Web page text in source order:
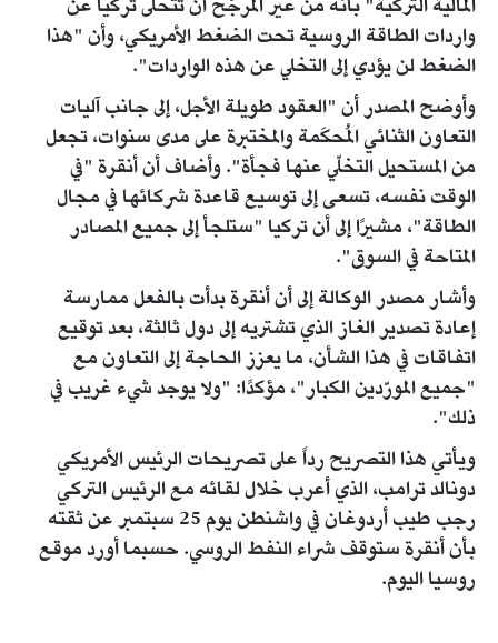
المالية التركية" بأنه من غير المرجّح أن تتخلى تركيا عن
واردات الطاقة الروسية تحت الضغط الأمريكي، وأن "هذا
الضغط لن يؤدي إلى التخلي عن هذه الواردات".
وأوضح المصدر أن "العقود طويلة الأجل، إلى جانب آليات
التعاون الثنائي المُحكَمة والمختبرة على مدى سنوات، تجعل
من المستحيل التخلّي عنها فجأة". وأضاف أن أنقرة "في
الوقت نفسه، تسعى إلى توسيع قاعدة شركائها في مجال
الطاقة"، مشيرًا إلى أن تركيا "ستلجأ إلى جميع المصادر
المتاحة في السوق".
وأشار مصدر الوكالة إلى أن أنقرة بدأت بالفعل ممارسة
إعادة تصدير الغاز الذي تشتريه إلى دول ثالثة، بعد توقيع
اتفاقات في هذا الشأن، ما يعزز الحاجة إلى التعاون مع
"جميع المورّدين الكبار"، مؤكدًا: "ولا يوجد شيء غريب في
ذلك".
ويأتي هذا التصريح رداً على تصريحات الرئيس الأمريكي
دونالد ترامب، الذي أعرب خلال لقائه مع الرئيس التركي
رجب طيب أردوغان في واشنطن يوم 25 سبتمبر عن ثقته
بأن أنقرة ستوقف شراء النفط الروسي. حسبما أورد موقع
روسيا اليوم.